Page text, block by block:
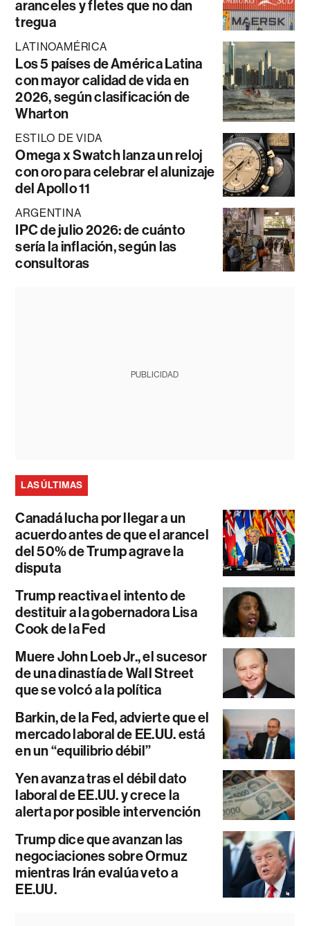
aranceles y fletes que no dan
tregua
LATINOAMÉRICA
Los 5 países de América Latina
con mayor calidad de vida en
2026, según clasificación de
Wharton
ESTILO DE VIDA
Omega x Swatch lanza un reloj
con oro para celebrar el alunizaje
del Apollo 11
ARGENTINA
IPC de julio 2026: de cuánto
sería la inflación, según las
consultoras
PUBLICIDAD
LAS ÚLTIMAS
Canadá lucha por llegar a un
acuerdo antes de que el arancel
del 50% de Trump agrave la
disputa
Trump reactiva el intento de
destituir a la gobernadora Lisa
Cook de la Fed
Muere John Loeb Jr., el sucesor
de una dinastía de Wall Street
que se volcó a la política
Barkin, de la Fed, advierte que el
mercado laboral de EE.UU. está
en un “equilibrio débil”
Yen avanza tras el débil dato
laboral de EE.UU. y crece la
alerta por posible intervención
Trump dice que avanzan las
negociaciones sobre Ormuz
mientras Irán evalúa veto a
EE.UU.